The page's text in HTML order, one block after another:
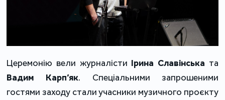
Церемонію вели журналісти Ірина Славінська та
Вадим Карп’як. Спеціальними запрошеними
гостями заходу стали учасники музичного проєкту